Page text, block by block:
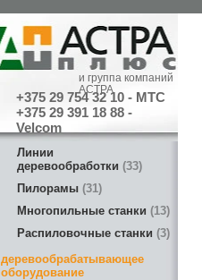
и группа компаний
АСТРА
+375 29 754 32 10 - МТС
+375 29 391 18 88 -
Velcom
Линии
деревообработки 33
Пилорамы 31
Многопильные станки
13
Распиловочные станки 3
деревообрабатывающее
оборудование